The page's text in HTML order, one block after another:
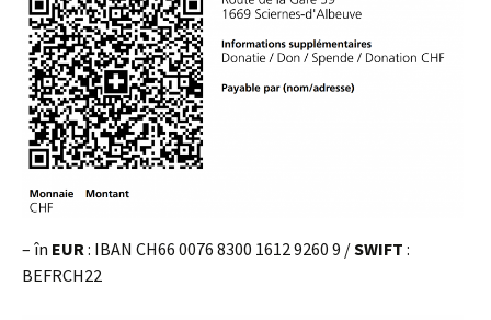
– în EUR : IBAN CH66 0076 8300 1612 9260 9 /SWIFT :
BEFRCH22